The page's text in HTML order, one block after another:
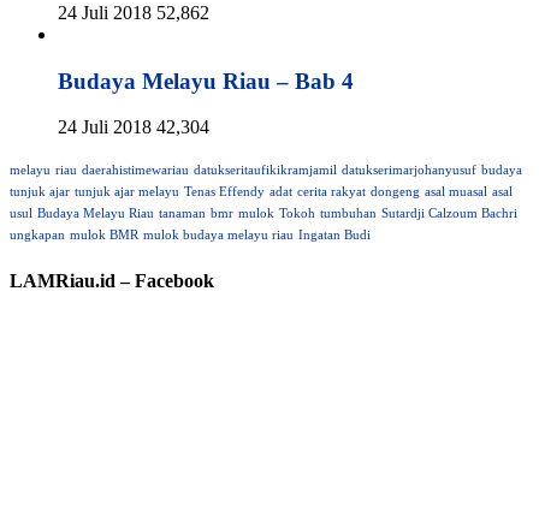
24 Juli 2018 52,862
Budaya Melayu Riau – Bab 4
24 Juli 2018 42,304
melayu riau daerahistimewariau datukseritaufikikramjamil datukserimarjohanyusuf budaya
tunjuk ajar tunjuk ajar melayu Tenas Effendy adat cerita rakyat dongeng asal muasal asal
usul Budaya Melayu Riau tanaman bmr mulok Tokoh tumbuhan Sutardji Calzoum Bachri
ungkapan mulok BMR mulok budaya melayu riau Ingatan Budi
LAMRiau.id – Facebook